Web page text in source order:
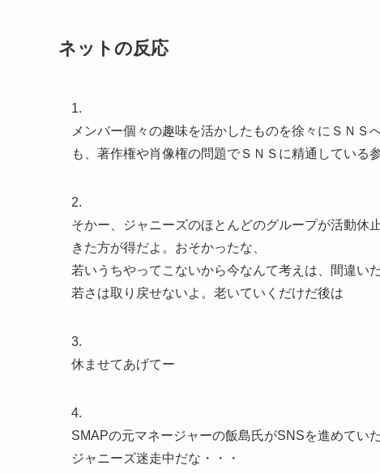
ネットの反応
1.
メンバー個々の趣味を活かしたものを徐々にＳＮＳ
も、著作権や肖像権の問題でＳＮＳに精通している
2.
そかー、ジャニーズのほとんどのグループが活動
きた方が得だよ。おそかったな、
若いうちやってこないから今なんて考えは、間違い
若さは取り戻せないよ。老いていくだけだ後は
3.
休ませてあげてー
4.
SMAPの元マネージャーの飯島氏がSNSを進めてい
ジャニーズ迷走中だな・・・